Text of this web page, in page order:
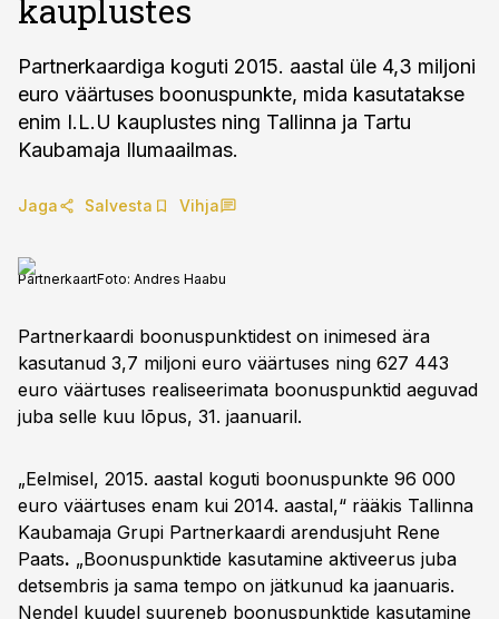
kauplustes
Partnerkaardiga koguti 2015. aastal üle 4,3 miljoni
euro väärtuses boonuspunkte, mida kasutatakse
enim I.L.U kauplustes ning Tallinna ja Tartu
Kaubamaja Ilumaailmas.
Jaga Salvesta Vihja
PartnerkaartFoto: Andres Haabu
Partnerkaardi boonuspunktidest on inimesed ära
kasutanud 3,7 miljoni euro väärtuses ning 627 443
euro väärtuses realiseerimata boonuspunktid aeguvad
juba selle kuu lõpus, 31. jaanuaril.
„Eelmisel, 2015. aastal koguti boonuspunkte 96 000
euro väärtuses enam kui 2014. aastal,“ rääkis Tallinna
Kaubamaja Grupi Partnerkaardi arendusjuht Rene
Paats. „Boonuspunktide kasutamine aktiveerus juba
detsembris ja sama tempo on jätkunud ka jaanuaris.
Nendel kuudel suureneb boonuspunktide kasutamine